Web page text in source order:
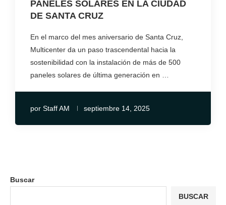
PANELES SOLARES EN LA CIUDAD
DE SANTA CRUZ
En el marco del mes aniversario de Santa Cruz,
Multicenter da un paso trascendental hacia la
sostenibilidad con la instalación de más de 500
paneles solares de última generación en …
por Staff AM septiembre 14, 2025
Buscar
BUSCAR